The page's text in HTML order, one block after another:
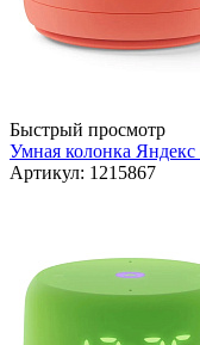
Быстрый просмотр
Умная колонка
Артикул: 1215867